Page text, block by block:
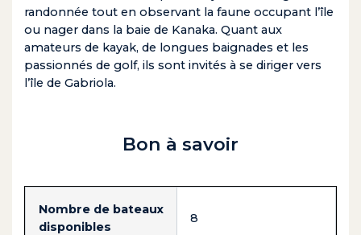
randonnée tout en observant la faune occupant l’île
ou nager dans la baie de Kanaka. Quant aux
amateurs de kayak, de longues baignades et les
passionnés de golf, ils sont invités à se diriger vers
l’île de Gabriola.
Bon à savoir
Nombre de bateaux
disponibles
8